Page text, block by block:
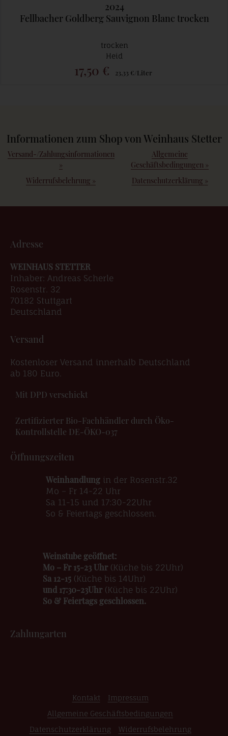
2024
Fellbacher Goldberg Sauvignon Blanc trocken
trocken
Heid
17,50 € 23,33 €/Liter
Informationen zum Shop von Weinhaus Stetter
Versand-/Zahlungsinformationen
»
Allgemeine
Geschäftsbedingungen »
Widerrufsbelehrung » Datenschutzerklärung »
Adresse
WEINHAUS STETTER
Inhaber: Andreas Scherle
Rosenstr. 32
70182 Stuttgart
Deutschland
Versand
Kostenloser Versand innerhalb Deutschland
ab 180 Euro.
Mit DPD verschickt
Zertifizierter Bio-Fachhändler durch Öko-
Kontrollstelle DE-ÖKO-037
Öffnungszeiten
Weinhandlungin der Rosenstr.32
Mo – Fr 14-22 Uhr
Sa 11-15 und 17:30-22Uhr
So & Feiertags geschlossen.
Weinstube geöffnet:
Mo – Fr 15-23 Uhr(Küche bis 22Uhr)
Sa 12-15(Küche bis 14Uhr)
und 17:30-23Uhr(Küche bis 22Uhr)
So & Feiertags geschlossen.
Zahlungarten
Kontakt
Impressum
Allgemeine Geschäftsbedingungen
Datenschutzerklärung
Widerrufsbelehrung